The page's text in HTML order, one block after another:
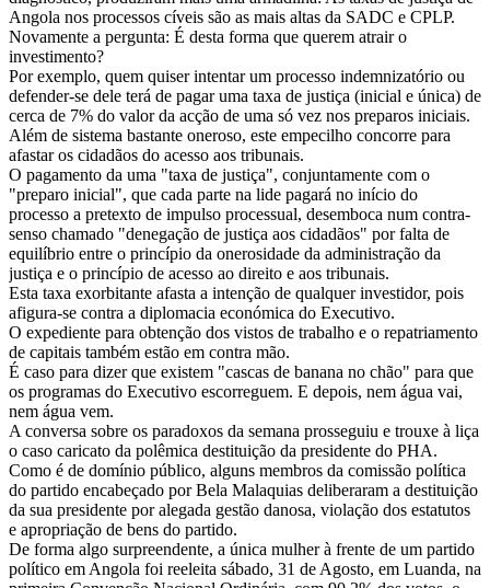
Angola nos processos cíveis são as mais altas da SADC e CPLP.
Novamente a pergunta: É desta forma que querem atrair o
investimento?
Por exemplo, quem quiser intentar um processo indemnizatório ou
defender-se dele terá de pagar uma taxa de justiça (inicial e única) de
cerca de 7% do valor da acção de uma só vez nos preparos iniciais.
Além de sistema bastante oneroso, este empecilho concorre para
afastar os cidadãos do acesso aos tribunais.
O pagamento da uma "taxa de justiça", conjuntamente com o
"preparo inicial", que cada parte na lide pagará no início do
processo a pretexto de impulso processual, desemboca num contra-
senso chamado "denegação de justiça aos cidadãos" por falta de
equilíbrio entre o princípio da onerosidade da administração da
justiça e o princípio de acesso ao direito e aos tribunais.
Esta taxa exorbitante afasta a intenção de qualquer investidor, pois
afigura-se contra a diplomacia económica do Executivo.
O expediente para obtenção dos vistos de trabalho e o repatriamento
de capitais também estão em contra mão.
É caso para dizer que existem "cascas de banana no chão" para que
os programas do Executivo escorreguem. E depois, nem água vai,
nem água vem.
A conversa sobre os paradoxos da semana prosseguiu e trouxe à liça
o caso caricato da polêmica destituição da presidente do PHA.
Como é de domínio público, alguns membros da comissão política
do partido encabeçado por Bela Malaquias deliberaram a destituição
da sua presidente por alegada gestão danosa, violação dos estatutos
e apropriação de bens do partido.
De forma algo surpreendente, a única mulher à frente de um partido
político em Angola foi reeleita sábado, 31 de Agosto, em Luanda, na